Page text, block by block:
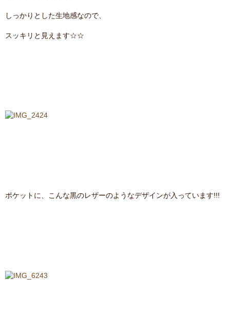
しっかりとした生地感なので、
スッキリと見えます☆☆
ポケットに、こんな黒のレザーのようなデザインが入っています!!!